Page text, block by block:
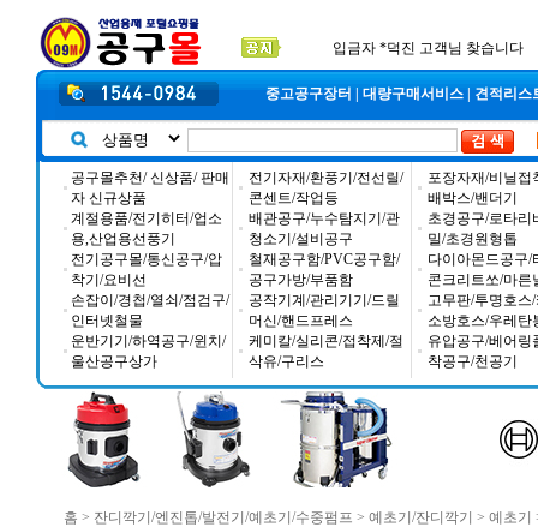
2025년 추석 배송 일정안내
입금자 *덕진 고객님 찾습니다
중고공구장터
대량구매서비스 견적리스
공구몰추천/ 신상품/ 판매
자 신규상품
계절용품/전기히터/업소
용,산업용선풍기
전기공구몰/통신공구/압
착기/요비선
손잡이/경첩/열쇠/점검구/
인터넷철물
운반기기/하역공구/윈치/
울산공구상가
전기자재/환풍기/전선릴/
콘센트/작업등
배관공구/누수탐지기/관
청소기/설비공구
철재공구함/PVC공구함/
공구가방/부품함
공작기계/관리기기/드릴
머신/핸드프레스
케미칼/실리콘/접착제/절
삭유/구리스
포장자재/비닐접
배박스/밴더기
초경공구/로타리
밀/초경원형톱
다이아몬드공구/
콘크리트쏘/마른
고무판/투명호스
소방호스/우레탄
유압공구/베어링
착공구/천공기
홈 > 잔디깍기/엔진톱/발전기/예초기/수중펌프 > 예초기/잔디깍기 > 예초기